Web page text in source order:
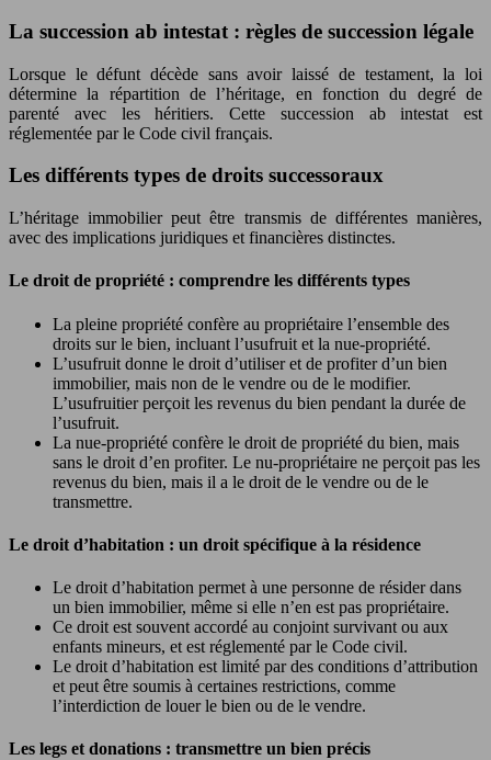
La succession ab intestat : règles de succession légale
Lorsque le défunt décède sans avoir laissé de testament, la loi
détermine la répartition de l’héritage, en fonction du degré de
parenté avec les héritiers. Cette succession ab intestat est
réglementée par le Code civil français.
Les différents types de droits successoraux
L’héritage immobilier peut être transmis de différentes manières,
avec des implications juridiques et financières distinctes.
Le droit de propriété : comprendre les différents types
La pleine propriété confère au propriétaire l’ensemble des
droits sur le bien, incluant l’usufruit et la nue-propriété.
L’usufruit donne le droit d’utiliser et de profiter d’un bien
immobilier, mais non de le vendre ou de le modifier.
L’usufruitier perçoit les revenus du bien pendant la durée de
l’usufruit.
La nue-propriété confère le droit de propriété du bien, mais
sans le droit d’en profiter. Le nu-propriétaire ne perçoit pas les
revenus du bien, mais il a le droit de le vendre ou de le
transmettre.
Le droit d’habitation : un droit spécifique à la résidence
Le droit d’habitation permet à une personne de résider dans
un bien immobilier, même si elle n’en est pas propriétaire.
Ce droit est souvent accordé au conjoint survivant ou aux
enfants mineurs, et est réglementé par le Code civil.
Le droit d’habitation est limité par des conditions d’attribution
et peut être soumis à certaines restrictions, comme
l’interdiction de louer le bien ou de le vendre.
Les legs et donations : transmettre un bien précis